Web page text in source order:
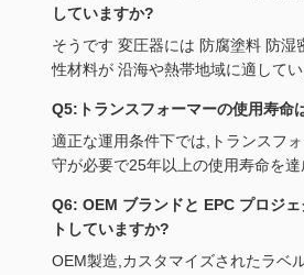
していますか?
そうです 変圧器には 防腐塗料 防湿
性材料が 沿海や熱帯地域に適して
Q5:トランスフォーマーの使用寿命
適正な運用条件下では,トランスフ
守が必要で25年以上の使用寿命を
Q6: OEM ブランドと EPC プロジ
トしていますか?
OEM製造,カスタマイズされたラベ